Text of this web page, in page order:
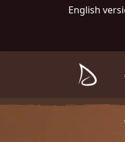
English